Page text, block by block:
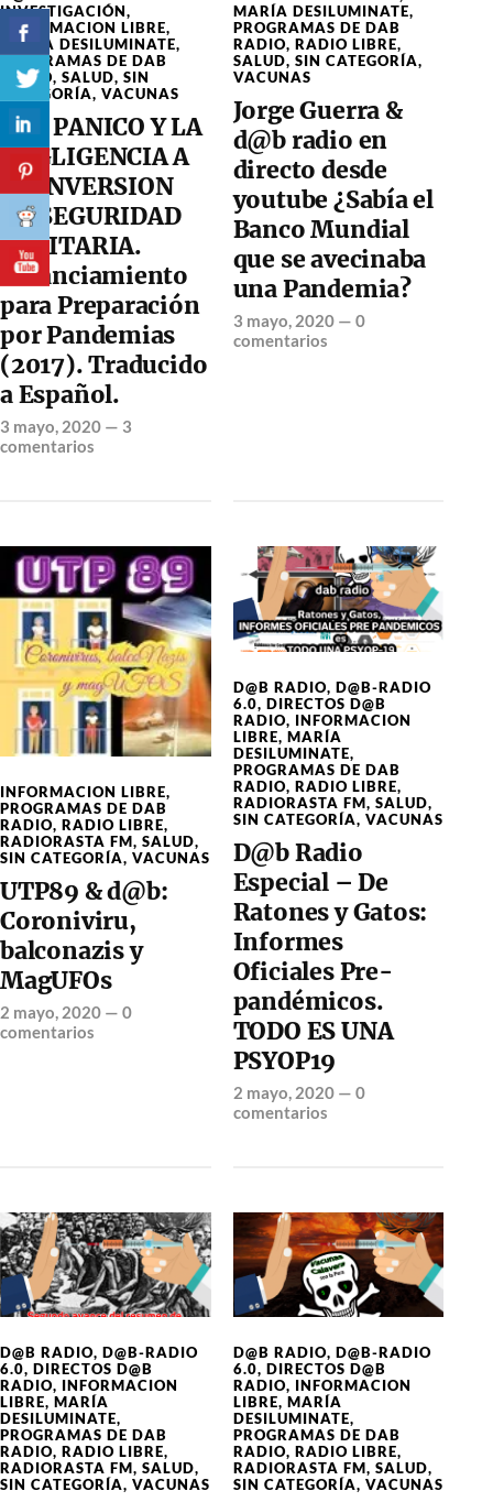
INVESTIGACIÓN,
INFORMACION LIBRE,
MARÍA DESILUMINATE,
PROGRAMAS DE DAB
RADIO, SALUD, SIN
CATEGORÍA, VACUNAS
DEL PANICO Y LA
NEGLIGENCIA A
LA INVERSION
EN SEGURIDAD
SANITARIA.
Financiamiento
para Preparación
por Pandemias
(2017). Traducido
a Español.
3 mayo, 2020 — 3
comentarios
MARÍA DESILUMINATE,
PROGRAMAS DE DAB
RADIO, RADIO LIBRE,
SALUD, SIN CATEGORÍA,
VACUNAS
Jorge Guerra &
d@b radio en
directo desde
youtube ¿Sabía el
Banco Mundial
que se avecinaba
una Pandemia?
3 mayo, 2020— 0
comentarios
INFORMACION LIBRE,
PROGRAMAS DE DAB
RADIO, RADIO LIBRE,
RADIORASTA FM, SALUD,
SIN CATEGORÍA, VACUNAS
UTP89 & d@b:
Coroniviru,
balconazis y
MagUFOs
2 mayo, 2020 — 0
comentarios
D@B RADIO, D@B-RADIO
6.0, DIRECTOS D@B
RADIO, INFORMACION
LIBRE, MARÍA
DESILUMINATE,
PROGRAMAS DE DAB
RADIO, RADIO LIBRE,
RADIORASTA FM, SALUD,
SIN CATEGORÍA, VACUNAS
D@b Radio
Especial – De
Ratones y Gatos:
Informes
Oficiales Pre-
pandémicos.
TODO ES UNA
PSYOP19
2 mayo, 2020— 0
comentarios
D@B RADIO, D@B-RADIO
6.0, DIRECTOS D@B
RADIO, INFORMACION
LIBRE, MARÍA
DESILUMINATE,
PROGRAMAS DE DAB
RADIO, RADIO LIBRE,
RADIORASTA FM, SALUD,
SIN CATEGORÍA, VACUNAS
D@B RADIO, D@B-RADIO
6.0, DIRECTOS D@B
RADIO, INFORMACION
LIBRE, MARÍA
DESILUMINATE,
PROGRAMAS DE DAB
RADIO, RADIO LIBRE,
RADIORASTA FM, SALUD,
SIN CATEGORÍA, VACUNAS